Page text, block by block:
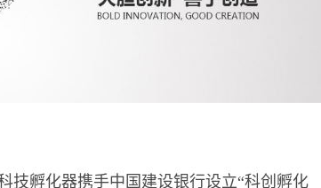
孵化器携手中国建设银行设立“科创孵化